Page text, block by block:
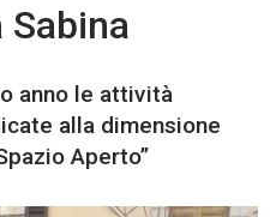
anno le attività
alla dimensione
Aperto”